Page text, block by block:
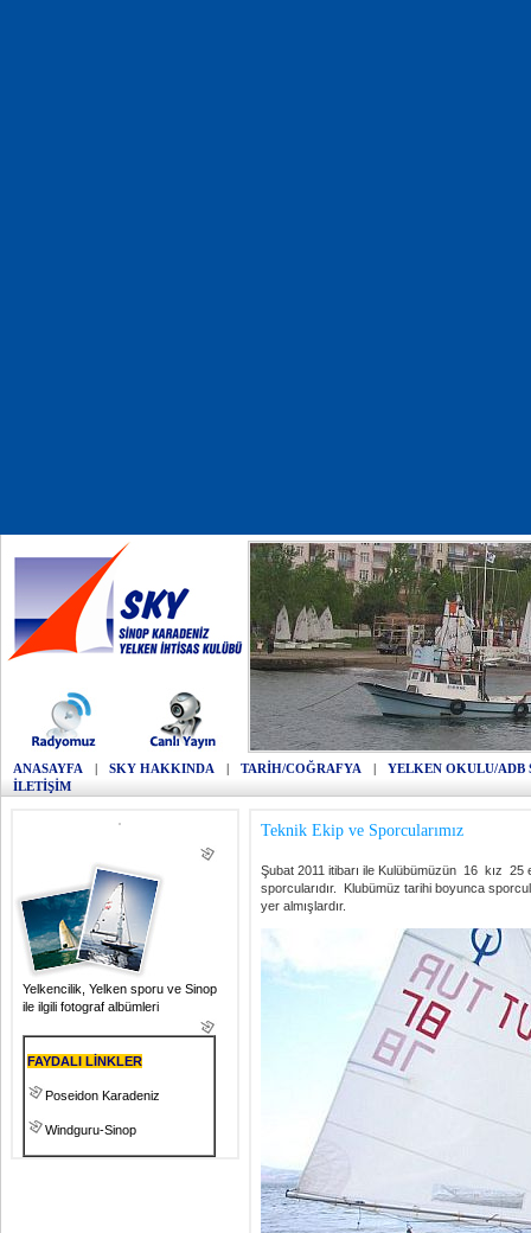
ANASAYFA | SKY HAKKINDA | TARİH/COĞRAFYA |
YELKEN OKULU/ADB
İLETİŞİM
Yelkencilik, Yelken sporu ve Sinop
ile ilgili fotograf albümleri
FAYDALI LİNKLER
Poseidon Karadeniz
Windguru-Sinop
Teknik Ekip ve Sporcularımız
Şubat 2011 itibarı ile Kulübümüzün 16 kız 25
sporcularıdır. Klubümüz tarihi boyunca
yer almışlardır.